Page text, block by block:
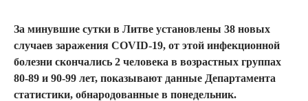
За минувшие сутки в Литве установлены 38 новых
случаев заражения COVID-19, от этой инфекционной
болезни скончались 2 человека в возрастных группах
80-89 и 90-99 лет, показывают данные Департамента
статистики, обнародованные в понедельник.